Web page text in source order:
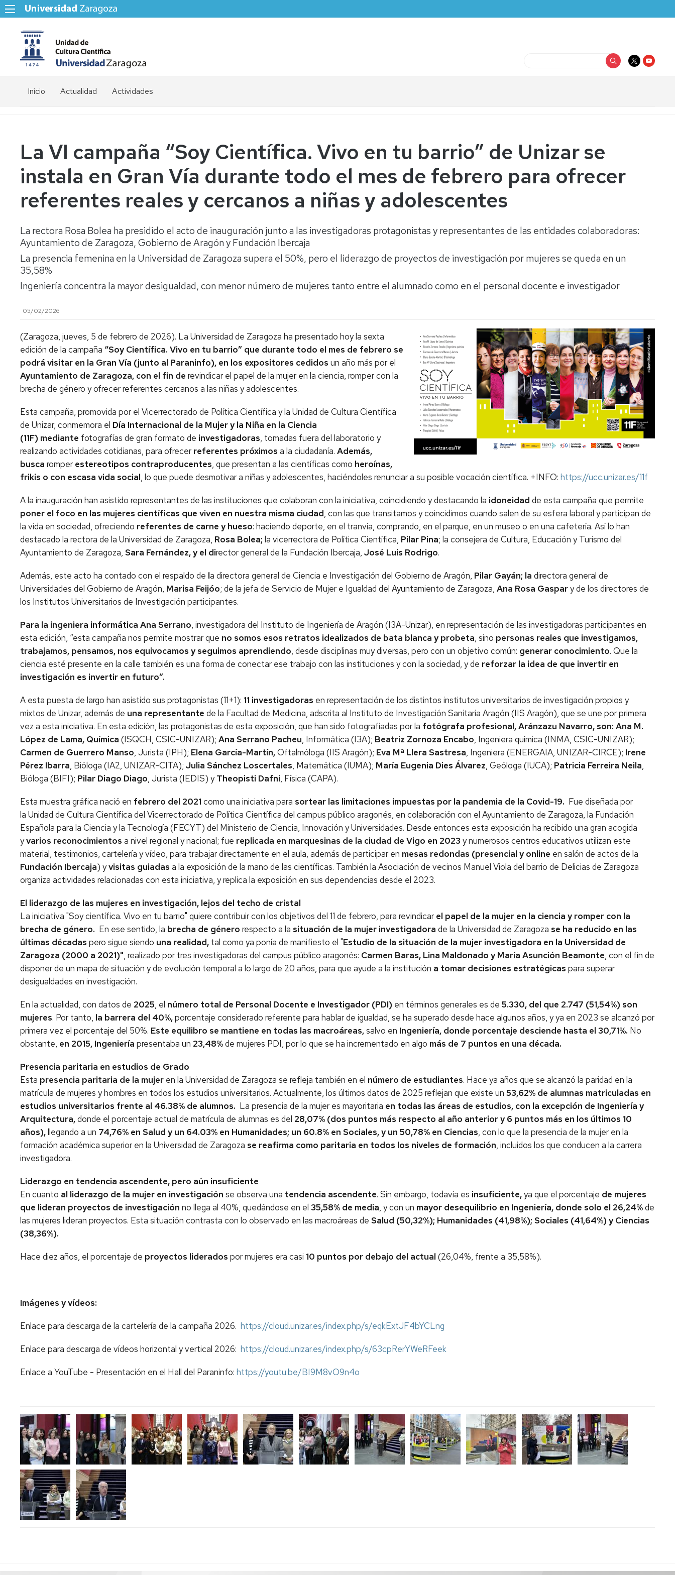
Inicio Actualidad Actividades
La VI campaña “Soy Científica. Vivo en tu barrio” de Unizar se
instala en Gran Vía durante todo el mes de febrero para ofrecer
referentes reales y cercanos a niñas y adolescentes
La rectora Rosa Bolea ha presidido el acto de inauguración junto a las investigadoras protagonistas y representantes de las entidades colaboradoras:
Ayuntamiento de Zaragoza, Gobierno de Aragón y Fundación Ibercaja
La presencia femenina en la Universidad de Zaragoza supera el 50%, pero el liderazgo de proyectos de investigación por mujeres se queda en un
35,58%
Ingeniería concentra la mayor desigualdad, con menor número de mujeres tanto entre el alumnado como en el personal docente e investigador
05/02/2026
(Zaragoza, jueves, 5 de febrero de 2026). La Universidad de Zaragoza ha presentado hoy la sexta
edición de la campaña “Soy Científica. Vivo en tu barrio” que durante todo el mes de febrero se
podrá visitar en la Gran Vía (junto al Paraninfo), en los expositores cedidos un año más por el
Ayuntamiento de Zaragoza, con el fin de revindicar el papel de la mujer en la ciencia, romper con la
brecha de género y ofrecer referentes cercanos a las niñas y adolescentes.
Esta campaña, promovida por el Vicerrectorado de Política Científica y la Unidad de Cultura Científica
de Unizar, conmemora el Día Internacional de la Mujer y la Niña en la Ciencia
(11F) mediante fotografías de gran formato de investigadoras, tomadas fuera del laboratorio y
realizando actividades cotidianas, para ofrecerreferentes próximos a la ciudadanía. Además,
busca romperestereotipos contraproducentes, que presentan a las científicas como heroínas,
frikis o con escasa vida social, lo que puede desmotivar a niñas y adolescentes, haciéndoles renunciar a su posible vocación científica. +INFO: https://ucc.unizar.es/11f
A la inauguración han asistido representantes de las instituciones que colaboran con la iniciativa, coincidiendo y destacando la idoneidad de esta campaña que permite
poner el foco en las mujeres científicas que viven en nuestra misma ciudad, con las que transitamos y coincidimos cuando salen de su esfera laboral y participan de
la vida en sociedad, ofreciendo referentes de carne y hueso: haciendo deporte, en el tranvía, comprando, en el parque, en un museo o en una cafetería. Así lo han
destacado la rectora de la Universidad de Zaragoza, Rosa Bolea; la vicerrectora de Política Científica, Pilar Pina; la consejera de Cultura, Educación y Turismo del
Ayuntamiento de Zaragoza, Sara Fernández, y el director general de la Fundación Ibercaja, José Luis Rodrigo.
Además, este acto ha contado con el respaldo de la directora general de Ciencia e Investigación del Gobierno de Aragón, Pilar Gayán; la directora general de
Universidades del Gobierno de Aragón, Marisa Feijóo; de la jefa de Servicio de Mujer e Igualdad del Ayuntamiento de Zaragoza, Ana Rosa Gaspary de los directores de
los Institutos Universitarios de Investigación participantes.
Para la ingeniera informática Ana Serrano, investigadora del Instituto de Ingeniería de Aragón (I3A-Unizar), en representación de las investigadoras participantes en
esta edición, “esta campaña nos permite mostrar que no somos esos retratos idealizados de bata blanca y probeta, sino personas reales que investigamos,
trabajamos, pensamos, nos equivocamos y seguimos aprendiendo, desde disciplinas muy diversas, pero con un objetivo común: generar conocimiento. Que la
ciencia esté presente en la calle también es una forma de conectar ese trabajo con las instituciones y con la sociedad, y de reforzar la idea de que invertir en
investigación es invertir en futuro”.
A esta puesta de largo han asistido sus protagonistas (11+1): 11 investigadoras en representación de los distintos institutos universitarios de investigación propios y
mixtos de Unizar, además de una representante de la Facultad de Medicina, adscrita al Instituto de Investigación Sanitaria Aragón (IIS Aragón), que se une por primera
vez a esta iniciativa. En esta edición, las protagonistas de esta exposición, que han sido fotografiadas por la fotógrafa profesional, Aránzazu Navarro, son: Ana M.
López de Lama, Química (ISQCH, CSIC-UNIZAR); Ana Serrano Pacheu, Informática (I3A); Beatriz Zornoza Encabo, Ingeniera química (INMA, CSIC-UNIZAR);
Carmen de Guerrero Manso, Jurista (IPH); Elena García-Martín,Oftalmóloga (IIS Aragón); Eva Mª Llera Sastresa, Ingeniera (ENERGAIA, UNIZAR-CIRCE); Irene
Pérez Ibarra, Bióloga (IA2, UNIZAR-CITA); Julia Sánchez Loscertales, Matemática (IUMA); María Eugenia Dies Álvarez, Geóloga (IUCA); Patricia Ferreira Neila,
Bióloga (BIFI); Pilar Diago Diago, Jurista (IEDIS) yTheopisti Dafni, Física (CAPA).
Esta muestra gráfica nació en febrero del 2021 como una iniciativa para sortear las limitaciones impuestas por la pandemia de la Covid-19. Fue diseñada por
la Unidad de Cultura Científica del Vicerrectorado de Política Científica del campus público aragonés, en colaboración con el Ayuntamiento de Zaragoza, la Fundación
Española para la Ciencia y la Tecnología (FECYT) del Ministerio de Ciencia, Innovación y Universidades. Desde entonces esta exposición ha recibido una gran acogida
yvarios reconocimientos a nivel regional y nacional; fue replicada en marquesinas de la ciudad de Vigo en 2023 y numerosos centros educativos utilizan este
material, testimonios, cartelería y vídeo, para trabajar directamente en el aula, además de participar en mesas redondas (presencial y online en salón de actos de la
Fundación Ibercaja) yvisitas guiadas a la exposición de la mano de las científicas. También la Asociación de vecinos Manuel Viola del barrio de Delicias de Zaragoza
organiza actividades relacionadas con esta iniciativa, y replica la exposición en sus dependencias desde el 2023.
El liderazgo de las mujeres en investigación, lejos del techo de cristal
La iniciativa "Soy científica. Vivo en tu barrio" quiere contribuir con los objetivos del 11 de febrero, para revindicarel papel de la mujer en la ciencia y romper con la
brecha de género. En ese sentido, la brecha de género respecto a la situación de la mujer investigadora de la Universidad de Zaragoza se ha reducido en las
últimas décadas pero sigue siendo una realidad, tal como ya ponía de manifiesto el "Estudio de la situación de la mujer investigadora en la Universidad de
Zaragoza (2000 a 2021)", realizado por tres investigadoras del campus público aragonés: Carmen Baras, Lina Maldonado y María Asunción Beamonte, con el fin de
disponer de un mapa de situación y de evolución temporal a lo largo de 20 años, para que ayude a la institución a tomar decisiones estratégicas para superar
desigualdades en investigación.
En la actualidad, con datos de 2025, el número total de Personal Docente e Investigador (PDI) en términos generales es de 5.330, del que 2.747 (51,54%) son
mujeres. Por tanto, la barrera del 40%,porcentaje considerado referente para hablar de igualdad, se ha superado desde hace algunos años, y ya en 2023 se alcanzó por
primera vez el porcentaje del 50%. Este equilibro se mantiene en todas las macroáreas,salvo en Ingeniería, donde porcentaje desciende hasta el 30,71%. No
obstante, en 2015, Ingeniería presentaba un 23,48%de mujeres PDI, por lo que se ha incrementado en algo más de 7 puntos en una década.
Presencia paritaria en estudios de Grado
Esta presencia paritaria de la mujer en la Universidad de Zaragoza se refleja también en el número de estudiantes. Hace ya años que se alcanzó la paridad en la
matrícula de mujeres y hombres en todos los estudios universitarios. Actualmente, los últimos datos de 2025 reflejan que existe un 53,62% de alumnas matriculadas en
estudios universitarios frente al 46.38% de alumnos. La presencia de la mujer es mayoritaria en todas las áreas de estudios, con la excepción de Ingeniería y
Arquitectura,donde el porcentaje actual de matrícula de alumnas es del 28,07% (dos puntos más respecto al año anterior y 6 puntos más en los últimos 10
años),llegando a un 74,76% en Salud y un 64.03% en Humanidades; un 60.8% en Sociales, y un 50,78% en Ciencias, con lo que la presencia de la mujer en la
formación académica superior en la Universidad de Zaragoza se reafirma como paritaria en todos los niveles de formación, incluidos los que conducen a la carrera
investigadora.
Liderazgo en tendencia ascendente, pero aún insuficiente
En cuanto al liderazgo de la mujer en investigación se observa una tendencia ascendente. Sin embargo, todavía es insuficiente,ya que el porcentaje de mujeres
que lideran proyectos de investigación no llega al 40%, quedándose en el 35,58% de media, y con un mayor desequilibrio en Ingeniería, donde solo el 26,24%de
las mujeres lideran proyectos. Esta situación contrasta con lo observado en las macroáreas de Salud (50,32%); Humanidades (41,98%); Sociales (41,64%) y Ciencias
(38,36%).
Hace diez años, el porcentaje de proyectos liderados por mujeres era casi 10 puntos por debajo del actual (26,04%, frente a 35,58%).
Imágenes y vídeos:
Enlace para descarga de la cartelería de la campaña 2026. https://cloud.unizar.es/index.php/s/eqkExtJF4bYCLng
Enlace para descarga de vídeos horizontal y vertical 2026: https://cloud.unizar.es/index.php/s/63cpRerYWeRFeek
Enlace a YouTube - Presentación en el Hall del Paraninfo: https://youtu.be/BI9M8vO9n4o